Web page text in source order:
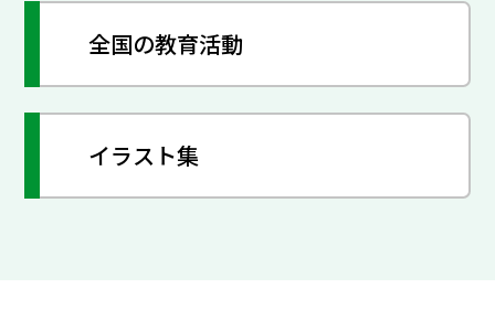
全国の教育活動
イラスト集